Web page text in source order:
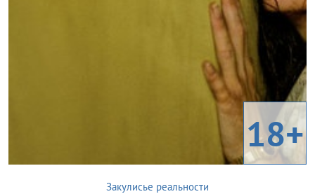
18+
Закулисье реальности